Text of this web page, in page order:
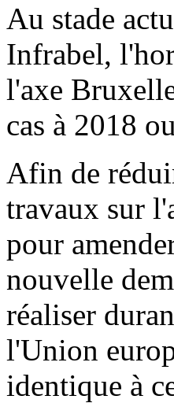
Au stade
Infrabel,
l'axe
cas à 2018
Afin de
travaux sur
pour
nouvelle
réaliser
l'Union
identique à